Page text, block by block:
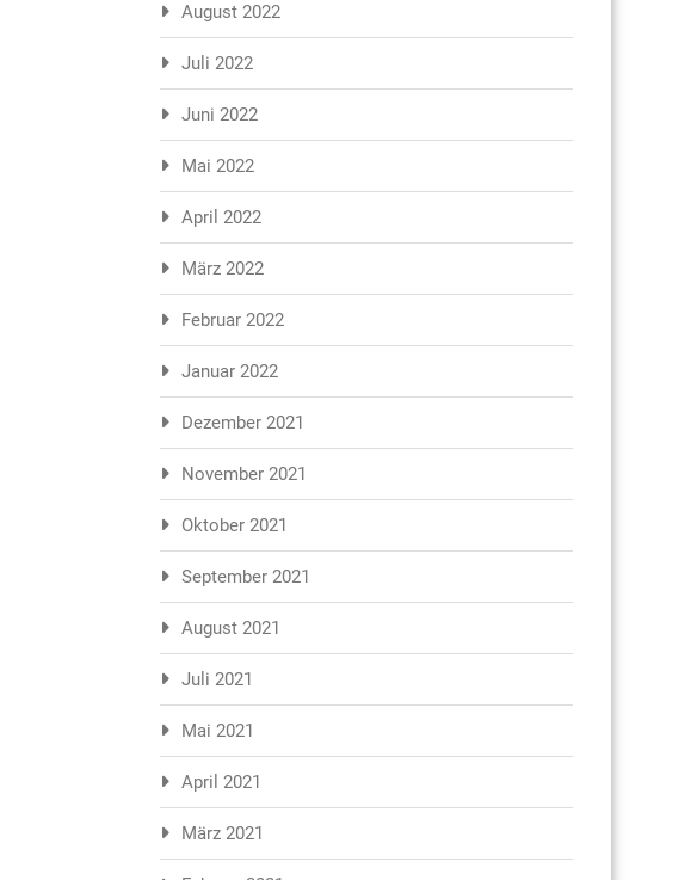
August 2022
Juli 2022
Juni 2022
Mai 2022
April 2022
März 2022
Februar 2022
Januar 2022
Dezember 2021
November 2021
Oktober 2021
September 2021
August 2021
Juli 2021
Mai 2021
April 2021
März 2021